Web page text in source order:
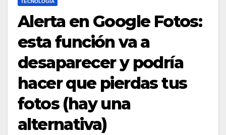
TECNOLOGÍA
Alerta en Google Fotos:
esta función va a
desaparecer y podría
hacer que pierdas tus
fotos (hay una
alternativa)